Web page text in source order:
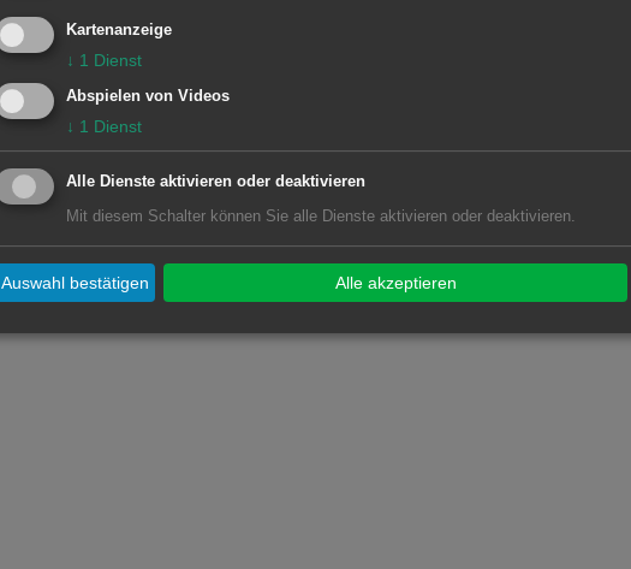
1/43 HLF 10
Kartenanzeige
↓ 1 Dienst
Abspielen von Videos
↓ 1 Dienst
Alle Dienste aktivieren oder deaktivieren
Mit diesem Schalter können Sie alle Dienste aktivieren oder deaktivieren.
Auswahl bestätigen Alle akzeptieren